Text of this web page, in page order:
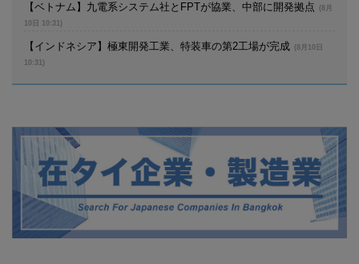
【ベトナム】九電系システム社とFPTが協業、中部に開発拠点
(8月
10日 10:31)
【インドネシア】極東開発工業、特装車の第2工場が完成
(8月10日
10:31)